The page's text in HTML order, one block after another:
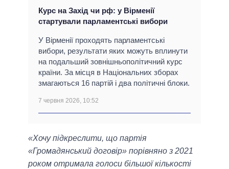
Курс на Захід чи рф: у Вірменії
стартували парламентські вибори
У Вірменії проходять парламентські
вибори, результати яких можуть вплинути
на подальший зовнішньополітичний курс
країни. За місця в Національних зборах
змагаються 16 партій і два політичні блоки.
7 червня 2026, 10:52
«Хочу підкреслити, що партія
«Громадянський договір» порівняно з 2021
роком отримала голоси більшої кількості